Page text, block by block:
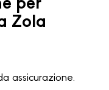
per
Zola
assicurazione.